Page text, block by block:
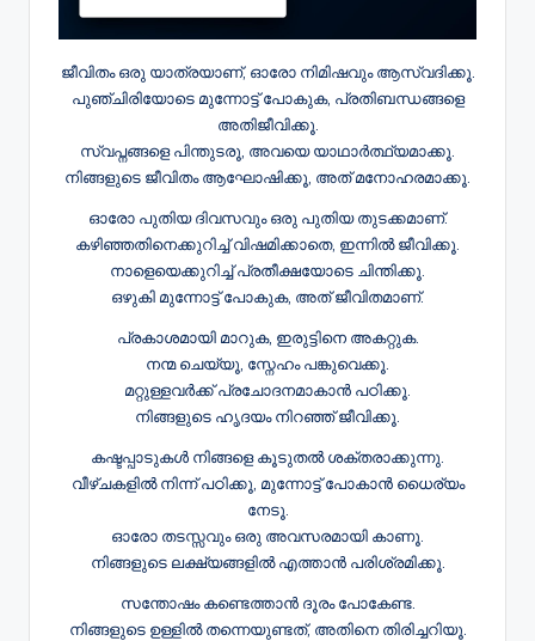
ജീവിതം ഒരു യാത്രയാണ്, ഓരോ നിമിഷവും ആസ്വദിക്കൂ.
പുഞ്ചിരിയോടെ മുന്നോട്ട് പോകുക, പ്രതിബന്ധങ്ങളെ
അതിജീവിക്കൂ.
സ്വപ്നങ്ങളെ പിന്തുടരൂ, അവയെ യാഥാർത്ഥ്യമാക്കൂ.
നിങ്ങളുടെ ജീവിതം ആഘോഷിക്കൂ, അത് മനോഹരമാക്കൂ.
ഓരോ പുതിയ ദിവസവും ഒരു പുതിയ തുടക്കമാണ്.
കഴിഞ്ഞതിനെക്കുറിച്ച് വിഷമിക്കാതെ, ഇന്നിൽ ജീവിക്കൂ.
നാളെയെക്കുറിച്ച് പ്രതീക്ഷയോടെ ചിന്തിക്കൂ.
ഒഴുകി മുന്നോട്ട് പോകുക, അത് ജീവിതമാണ്.
പ്രകാശമായി മാറുക, ഇരുട്ടിനെ അകറ്റുക.
നന്മ ചെയ്യൂ, സ്നേഹം പങ്കുവെക്കൂ.
മറ്റുള്ളവർക്ക് പ്രചോദനമാകാൻ പഠിക്കൂ.
നിങ്ങളുടെ ഹൃദയം നിറഞ്ഞ് ജീവിക്കൂ.
കഷ്ടപ്പാടുകൾ നിങ്ങളെ കൂടുതൽ ശക്തരാക്കുന്നു.
വീഴ്ചകളിൽ നിന്ന് പഠിക്കൂ, മുന്നോട്ട് പോകാൻ ധൈര്യം
നേടൂ.
ഓരോ തടസ്സവും ഒരു അവസരമായി കാണൂ.
നിങ്ങളുടെ ലക്ഷ്യങ്ങളിൽ എത്താൻ പരിശ്രമിക്കൂ.
സന്തോഷം കണ്ടെത്താൻ ദൂരം പോകേണ്ട.
നിങ്ങളുടെ ഉള്ളിൽ തന്നെയുണ്ടത്, അതിനെ തിരിച്ചറിയൂ.